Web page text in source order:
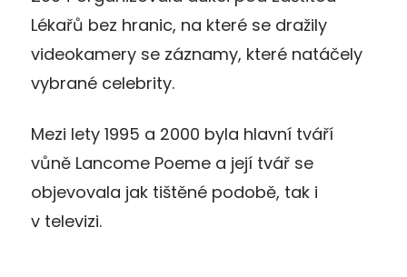
Lékařů bez hranic, na které se dražily
videokamery se záznamy, které natáčely
vybrané celebrity.
Mezi lety 1995 a 2000 byla hlavní tváří
vůně Lancome Poeme a její tvář se
objevovala jak tištěné podobě, tak i
v televizi.